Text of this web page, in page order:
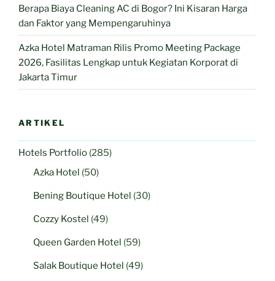
Berapa Biaya Cleaning AC di Bogor? Ini Kisaran Harga
dan Faktor yang Mempengaruhinya
Azka Hotel Matraman Rilis Promo Meeting Package
2026, Fasilitas Lengkap untuk Kegiatan Korporat di
Jakarta Timur
ARTIKEL
Hotels Portfolio (285)
Azka Hotel (50)
Bening Boutique Hotel (30)
Cozzy Kostel (49)
Queen Garden Hotel (59)
Salak Boutique Hotel (49)